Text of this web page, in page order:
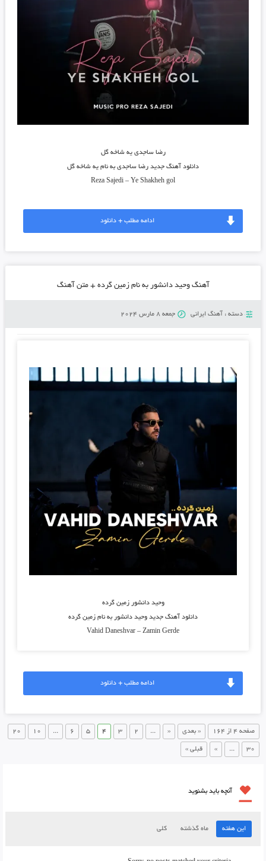
رضا ساجدی یه شاخه گل
دانلود آهنگ جدید رضا ساجدیبه نام یه شاخه گل
Reza Sajedi – Ye Shakheh gol
ادامه مطلب + دانلود
آهنگ وحید دانشور به نام زمین گرده + متن آهنگ
دسته : آهنگ ایرانی جمعه 8 مارس 2024
وحید دانشور زمین گرده
دانلود آهنگ جدید وحید دانشور به نام زمین گرده
Vahid Daneshvar –Zamin Gerde
ادامه مطلب + دانلود
صفحه 4 از 164 « بعدی «
...
2
3
4
5
6
...
10
20
30
...
» قبلی »
آنچه باید بشنوید
این هفته ماه گذشته کلی